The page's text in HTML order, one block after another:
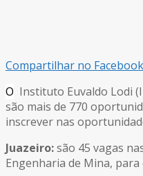
Compartilhar no Facebook
O Instituto Euvaldo Lodi
são mais de 770
inscrever nas
Juazeiro:são 45 vagas
Engenharia de Mina, para